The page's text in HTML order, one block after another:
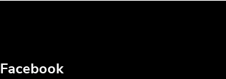
Facebook